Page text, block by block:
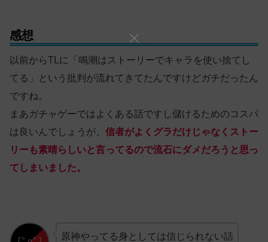
感想
以前からTLに「鳴潮はストーリーでキャラを使い捨てし
てる」という批判が流れてきてたんですけどガチだったん
ですね。
まあガチャゲーではよくある話ですし儲けるためのコスパ
は良いんでしょうが、 信者がよくグラだけじゃなくストー
リーも素晴らしいと言ってるので流石にダメだろうと思っ
てしまいました。
原神やってる身としては信じられない話